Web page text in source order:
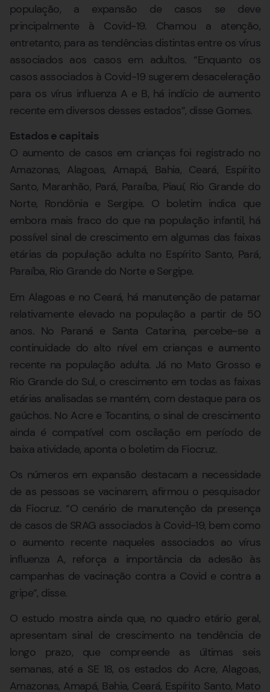
população, a expansão de casos se deve
principalmente à Covid-19. Chamou a atenção,
entretanto, para as tendências distintas entre os vírus
associados aos casos em adultos. “Enquanto os
casos associados à Covid-19 sugerem desaceleração
para os vírus influenza A e B, há indício de aumento
recente em diversos desses estados”, disse Gomes.
Estados e capitais
O aumento de casos em crianças foi registrado no
Amazonas, Alagoas, Amapá, Bahia, Ceará, Espírito
Santo, Maranhão, Pará, Paraíba, Piauí, Rio Grande do
Norte, Rondônia e Sergipe. O boletim indica que
embora mais fraco do que na população infantil, há
possível sinal de crescimento em algumas das faixas
etárias da população adulta no Espírito Santo, Pará,
Paraíba, Rio Grande do Norte e Sergipe.
Em Alagoas e no Ceará, há manutenção de patamar
relativamente elevado na população a partir de 50
anos. No Paraná e Santa Catarina, percebe-se a
continuidade do alto nível em crianças e aumento
recente na população adulta. Já no Mato Grosso e
Rio Grande do Sul, o crescimento em todas as faixas
etárias analisadas se mantém, com destaque para os
gaúchos. No Acre e Tocantins, o sinal de crescimento
ainda é compatível com oscilação em período de
baixa atividade, aponta o boletim da Fiocruz.
Os números em expansão destacam a necessidade
de as pessoas se vacinarem, afirmou o pesquisador
da Fiocruz. “O cenário de manutenção da presença
de casos de SRAG associados à Covid-19, bem como
o aumento recente naqueles associados ao vírus
influenza A, reforça a importância da adesão às
campanhas de vacinação contra a Covid e contra a
gripe”, disse.
O estudo mostra ainda que, no quadro etário geral,
apresentam sinal de crescimento na tendência de
longo prazo, que compreende as últimas seis
semanas, até a SE 18, os estados do Acre, Alagoas,
Amazonas, Amapá, Bahia, Ceará, Espírito Santo, Mato